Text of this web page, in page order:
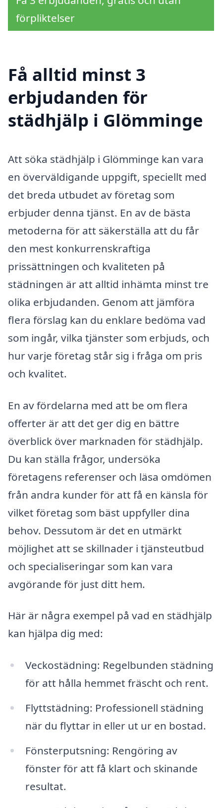
förpliktelser
Få alltid minst 3
erbjudanden för
städhjälp i Glömminge
Att söka städhjälp i Glömminge kan vara
en överväldigande uppgift, speciellt med
det breda utbudet av företag som
erbjuder denna tjänst. En av de bästa
metoderna för att säkerställa att du får
den mest konkurrenskraftiga
prissättningen och kvaliteten på
städningen är att alltid inhämta minst tre
olika erbjudanden. Genom att jämföra
flera förslag kan du enklare bedöma vad
som ingår, vilka tjänster som erbjuds, och
hur varje företag står sig i fråga om pris
och kvalitet.
En av fördelarna med att be om flera
offerter är att det ger dig en bättre
överblick över marknaden för städhjälp.
Du kan ställa frågor, undersöka
företagens referenser och läsa omdömen
från andra kunder för att få en känsla för
vilket företag som bäst uppfyller dina
behov. Dessutom är det en utmärkt
möjlighet att se skillnader i tjänsteutbud
och specialiseringar som kan vara
avgörande för just ditt hem.
Här är några exempel på vad en städhjälp
kan hjälpa dig med:
Veckostädning: Regelbunden städning
för att hålla hemmet fräscht och rent.
Flyttstädning: Professionell städning
när du flyttar in eller ut ur en bostad.
Fönsterputsning: Rengöring av
fönster för att få klart och skinande
resultat.